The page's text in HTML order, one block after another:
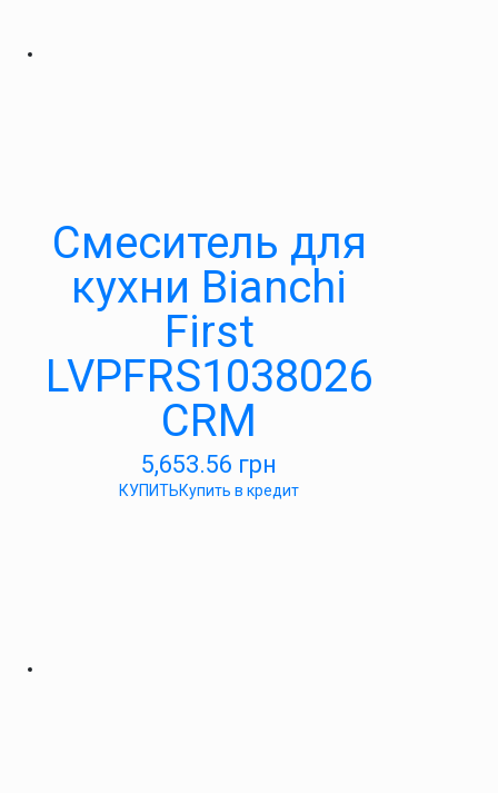
Смеситель для
кухни Bianchi
First
LVPFRS1038026
CRM
5,653.56 грн
КУПИТЬКупить в кредит